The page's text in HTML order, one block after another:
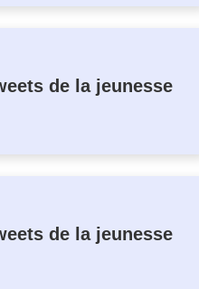
de la jeunesse
de la jeunesse